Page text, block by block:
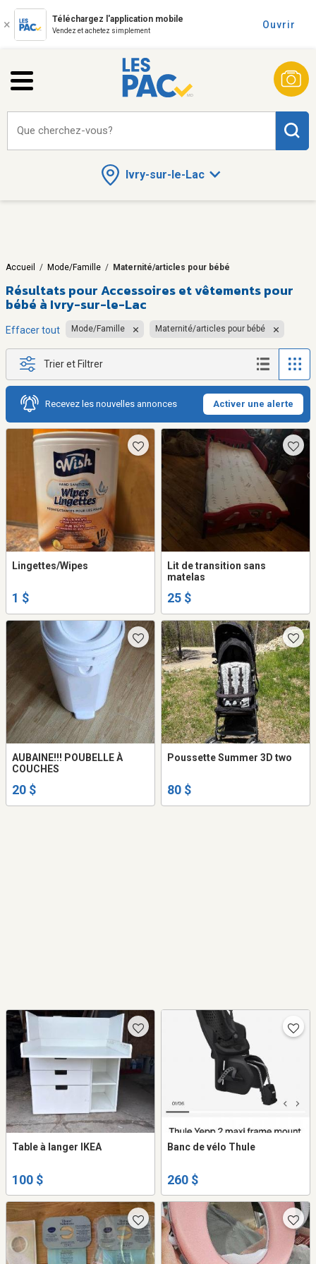
Téléchargez l'application mobile
Vendez et achetez simplement
Ouvrir
Ivry-sur-le-Lac
Que cherchez-vous?
Accueil / Mode/Famille / Maternité/articles pour bébé
Résultats pourAccessoires et vêtements pour
bébé à Ivry-sur-le-Lac
Effacer tout Mode/Famille Maternité/articles pour bébé
Trier et Filtrer
Recevez les nouvelles annonces Activer une alerte
Lingettes/Wipes
1 $
Lit de transition sans
matelas
25 $
AUBAINE!!! POUBELLE À
COUCHES
20 $
Poussette Summer 3D two
80 $
Table à langer IKEA
100 $
Banc de vélo Thule
260 $